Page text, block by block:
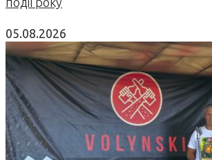
05.08.2026